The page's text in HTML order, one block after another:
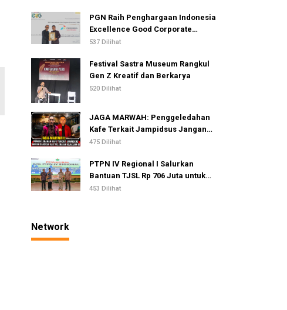
PGN Raih Penghargaan Indonesia
Excellence Good Corporate
Governance Awards 2026
537 Dilihat
Festival Sastra Museum Rangkul
Gen Z Kreatif dan Berkarya
520 Dilihat
JAGA MARWAH: Penggeledahan
Kafe Terkait Jampidsus Jangan
Dijadikan Alat Pelemahan
475 Dilihat
PTPN IV Regional I Salurkan
Bantuan TJSL Rp 706 Juta untuk
Pembangunan Sosial
453 Dilihat
Network